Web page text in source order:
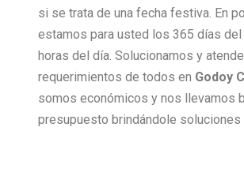
si se trata de una fecha festiva. En
estamos para usted los 365 días del
horas del día. Solucionamos y
requerimientos de todos en Godoy
somos económicos y nos llevamos
presupuesto brindándole soluciones